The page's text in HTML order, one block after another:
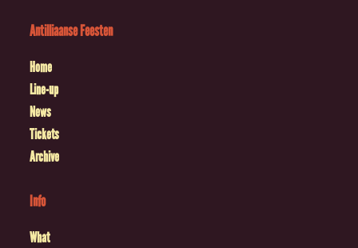
Antilliaanse Feesten
Home
Line-up
News
Tickets
Archive
Info
What